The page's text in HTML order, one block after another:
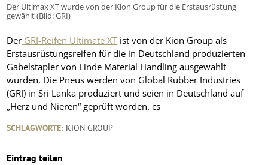
Der Ultimax XT wurde von der Kion Group für die Erstausrüstung
gewählt (Bild: GRI)
Der GRI-Reifen Ultimate XT ist von der Kion Group als
Erstausrüstungsreifen für die in Deutschland produzierten
Gabelstapler von Linde Material Handling ausgewählt
wurden. Die Pneus werden von Global Rubber Industries
(GRI) in Sri Lanka produziert und seien in Deutschland auf
„Herz und Nieren“ geprüft worden. cs
SCHLAGWORTE: KION GROUP
Eintrag teilen